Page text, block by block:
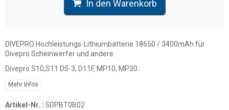
In den Warenkorb
DIVEPRO Hochleistungs-Lithiumbatterie 18650 / 3400mAh für
Divepro Scheinwerfer und andere.
Divepro S10,S11 D5-3, D11F, MP10, MP30...
Mehr Infos
Artikel-Nr. : 5DPBT0B02